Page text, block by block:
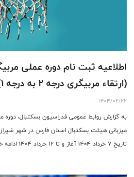
اطلاعیه ثبت نام دوره عملی
(ارتقاء مربیگری درجه ۲ به درجه ۱)
1404/02/22
میزبانی هیئت بسکتبال استان فارس در شهر شیراز
تاریخ ۷ خرداد ۱۴۰۴ آغاز و تا ۱۲ خرداد ۱۴۰۴ ادامه خواهد داشت.